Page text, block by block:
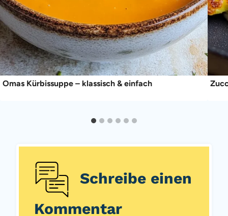
Omas Kürbissuppe – klassisch & einfach
Schreibe einen
Kommentar